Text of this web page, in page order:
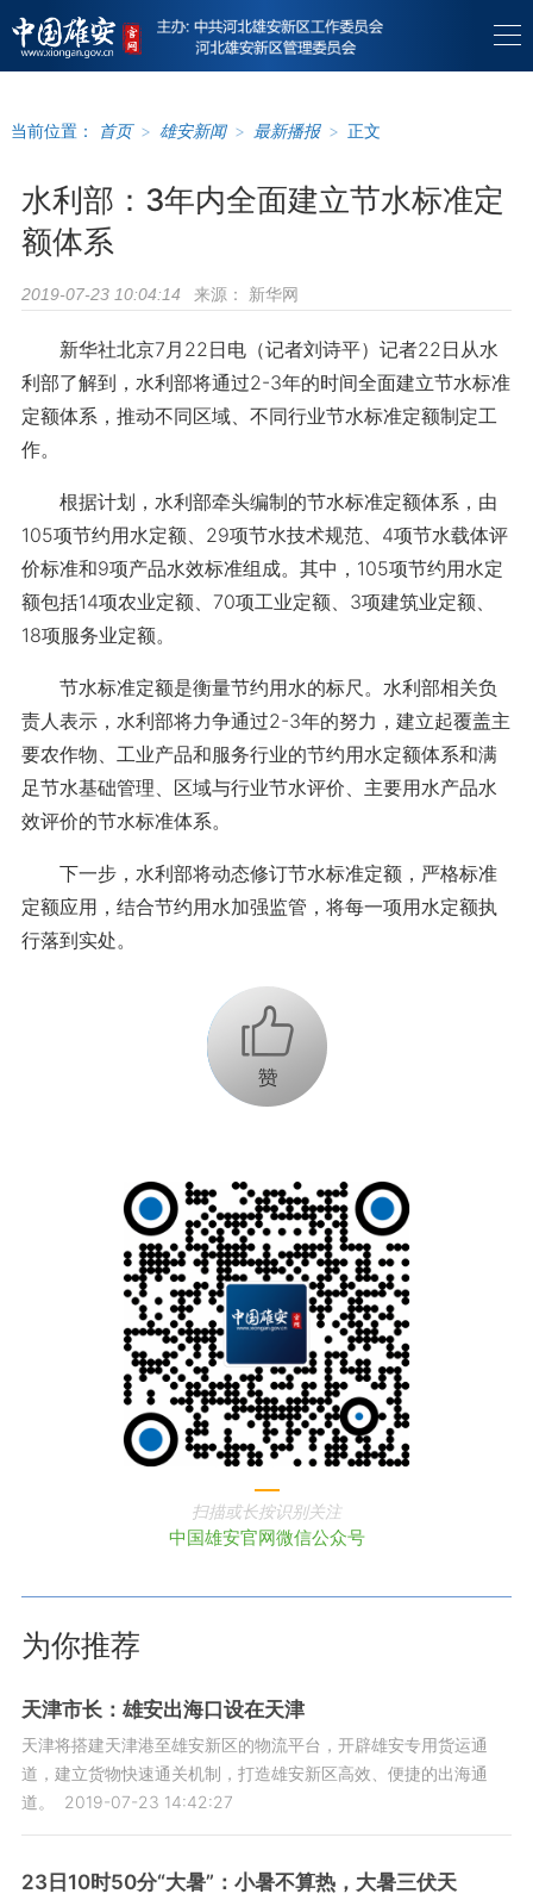
当前位置： 首页 > 雄安新闻 > 最新播报 > 正文
水利部：3年内全面建立节水标准定
额体系
2019-07-23 10:04:14 来源： 新华网
新华社北京7月22日电（记者刘诗平）记者22日从水
利部了解到，水利部将通过2-3年的时间全面建立节水标准
定额体系，推动不同区域、不同行业节水标准定额制定工
作。
根据计划，水利部牵头编制的节水标准定额体系，由
105项节约用水定额、29项节水技术规范、4项节水载体评
价标准和9项产品水效标准组成。其中，105项节约用水定
额包括14项农业定额、70项工业定额、3项建筑业定额、
18项服务业定额。
节水标准定额是衡量节约用水的标尺。水利部相关负
责人表示，水利部将力争通过2-3年的努力，建立起覆盖主
要农作物、工业产品和服务行业的节约用水定额体系和满
足节水基础管理、区域与行业节水评价、主要用水产品水
效评价的节水标准体系。
下一步，水利部将动态修订节水标准定额，严格标准
定额应用，结合节约用水加强监管，将每一项用水定额执
行落到实处。
+1
扫描或长按识别关注
中国雄安官网微信公众号
为你推荐
天津市长：雄安出海口设在天津
天津将搭建天津港至雄安新区的物流平台，开辟雄安专用货运通
道，建立货物快速通关机制，打造雄安新区高效、便捷的出海通
道。
2019-07-23 14:42:27
23日10时50分“大暑”：小暑不算热，大暑三伏天